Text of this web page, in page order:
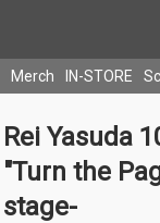
Merch IN-STORE
Rei Yasuda
"Turn the
stage-